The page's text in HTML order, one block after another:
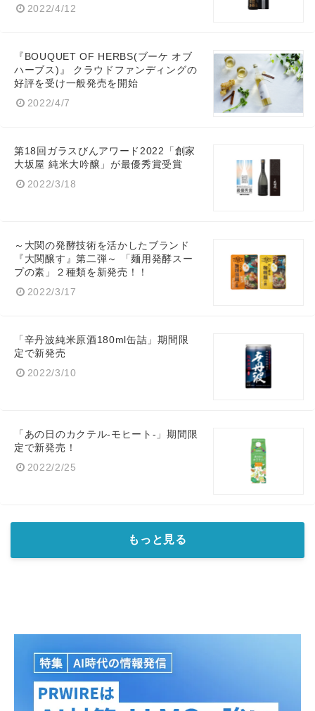
2022/4/12
『BOUQUET OF HERBS(ブーケ オブ
ハーブス)』 クラウドファンディングの
好評を受け一般発売を開始
2022/4/7
第18回ガラスびんアワード2022「創家
大坂屋 純米大吟醸」が最優秀賞受賞
2022/3/18
～大関の発酵技術を活かしたブランド
『大関醸す』第二弾～ 「麺用発酵スー
プの素」２種類を新発売！！
2022/3/17
「辛丹波純米原酒180ml缶詰」期間限
定で新発売
2022/3/10
「あの日のカクテル-モヒート-」期間限
定で新発売！
2022/2/25
もっと見る